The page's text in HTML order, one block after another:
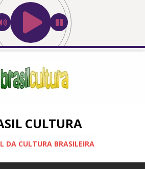
CULTURA
DA CULTURA BRASILEIRA